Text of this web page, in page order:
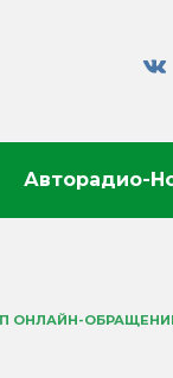
Авторадио-
ОНЛАЙН-